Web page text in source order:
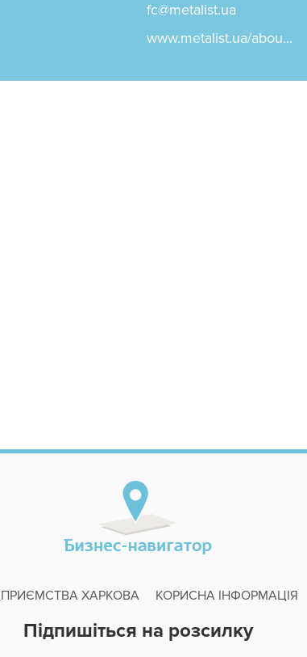
fc@metalist.ua
www.metalist.ua/abou...
ХАРКОВА КОРИСНА ІНФОРМАЦІЯ
Підпишіться на розсилку